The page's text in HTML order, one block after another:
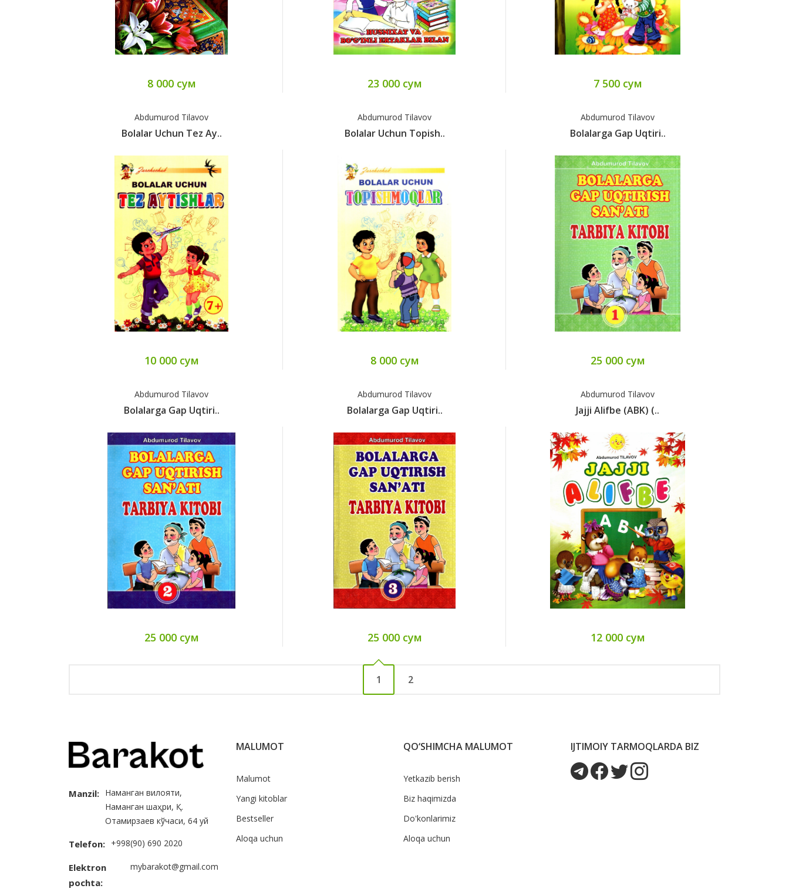
8 000 сум 23 000 сум 7 500 сум
Abdumurod Tilavov
Bolalar Uchun Tez Ay..
10 000 сум
Abdumurod Tilavov
Bolalar Uchun Topish..
8 000 сум
Abdumurod Tilavov
Bolalarga Gap Uqtiri..
25 000 сум
Abdumurod Tilavov
Bolalarga Gap Uqtiri..
25 000 сум
Abdumurod Tilavov
Bolalarga Gap Uqtiri..
25 000 сум
Abdumurod Tilavov
Jajji Alifbe (ABK) (..
12 000 сум
1 2
Manzil: Наманган вилояти,
Наманган шаҳри, Қ.
Отамирзаев кўчаси, 64 уй
Telefon: +998(90) 690 2020
Elektron
pochta:
mybarakot@gmail.com
MALUMOT
Malumot
Yangi kitoblar
Bestseller
Aloqa uchun
QO‘SHIMCHA MALUMOT
Yetkazib berish
Biz haqimizda
Do'konlarimiz
Aloqa uchun
IJTIMOIY TARMOQLARDA BIZ